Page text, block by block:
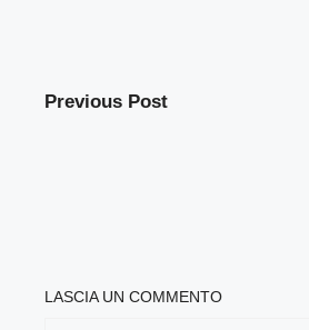
Previous Post
LASCIA UN COMMENTO